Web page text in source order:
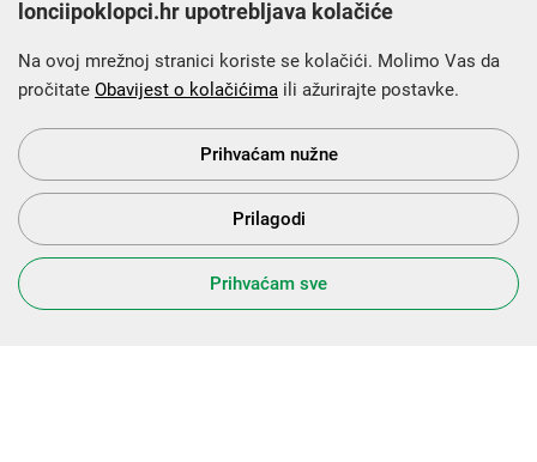
Krajnji primatelj financijskog instrumenta sufinanciranog iz
Europskog fonda za regionalni razvoj u sklopu Operativnog
programa „Konkurentnost i kohezija”.
s Vama od 2014. godine!
lonciipoklopci.hr upotrebljava kolačiće
Na ovoj mrežnoj stranici koriste se kolačići. Molimo Vas da
pročitate Obavijest o kolačićima ili ažurirajte postavke.
Prihvaćam nužne
Prilagodi
Prihvaćam sve